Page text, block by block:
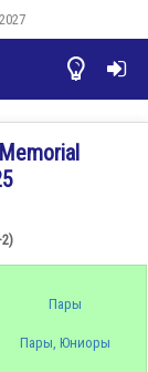


Пары
Пары, Юниоры